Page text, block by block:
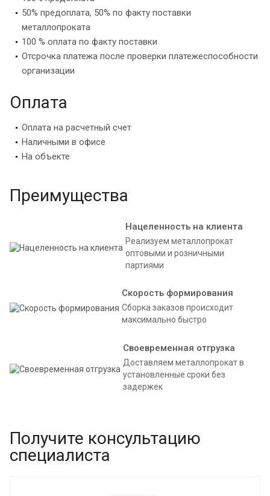
50% предоплата, 50% по факту поставки
металлопроката
100 % оплата по факту поставки
Отсрочка платежа после проверки платежеспособности
организации
Оплата
Оплата на расчетный счет
Наличными в офисе
На объекте
Преимущества
Нацеленность на клиента
Реализуем металлопрокат
оптовыми и розничными
партиями
Скорость формирования
Сборка заказов происходит
максимально быстро
Своевременная отгрузка
Доставляем металлопрокат в
установленные сроки без
задержек
Получите консультацию
специалиста